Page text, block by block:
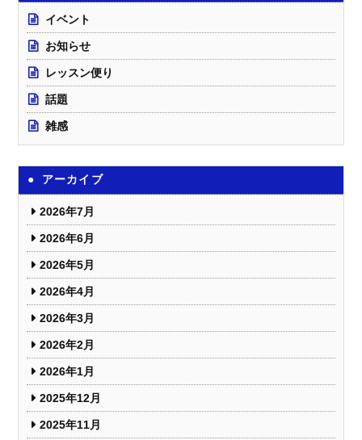
イベント
お知らせ
レッスン便り
話題
雑感
アーカイブ
2026年7月
2026年6月
2026年5月
2026年4月
2026年3月
2026年2月
2026年1月
2025年12月
2025年11月